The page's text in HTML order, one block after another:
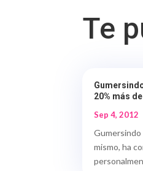
Te
20% más
Sep 4, 2012
Gumersindo
mismo, ha